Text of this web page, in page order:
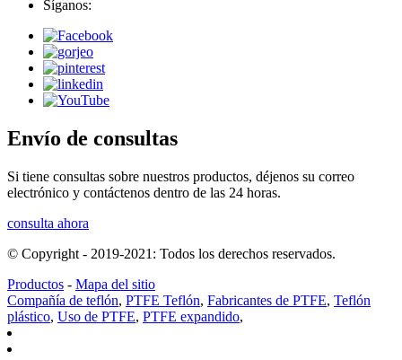
Síganos:
Envío de consultas
Si tiene consultas sobre nuestros productos, déjenos su correo
electrónico y contáctenos dentro de las 24 horas.
consulta ahora
© Copyright - 2019-2021: Todos los derechos reservados.
Productos - Mapa del sitio
Compañía de teflón, PTFE Teflón, Fabricantes de PTFE, Teflón
plástico, Uso de PTFE, PTFE expandido,